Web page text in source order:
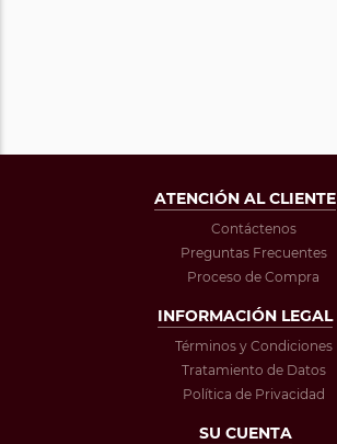
ATENCIÓN AL CLIENTE
Contáctenos
Preguntas Frecuentes
Proceso de Compra
INFORMACIÓN LEGAL
Términos y Condiciones
Tratamiento de Datos
Política de Privacidad
SU CUENTA